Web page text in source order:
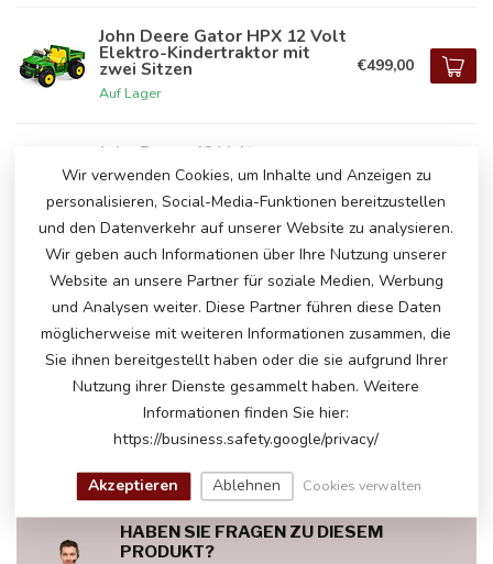
John Deere Gator HPX 12 Volt
Elektro-Kindertraktor mit
zwei Sitzen
Auf Lager
€499,00
John Deere 12 Volt
Elektrotraktor für Kinder mit
Schaufel
Auf Lager
€369,00
Elektrischer Minitraktor von
John Deere , Lithium-Akku
Auf Lager
€155,00
Traktor rot, 12 Volt Kinder
Akku Auto
Auf Lager
HABEN SIE FRAGEN ZU DIESEM
PRODUKT?
Wir verwenden Cookies, um Inhalte und Anzeigen zu
personalisieren, Social-Media-Funktionen bereitzustellen
und den Datenverkehr auf unserer Website zu analysieren.
Wir geben auch Informationen über Ihre Nutzung unserer
Website an unsere Partner für soziale Medien, Werbung
und Analysen weiter. Diese Partner führen diese Daten
möglicherweise mit weiteren Informationen zusammen, die
Sie ihnen bereitgestellt haben oder die sie aufgrund Ihrer
Nutzung ihrer Dienste gesammelt haben. Weitere
Informationen finden Sie hier:
https://business.safety.google/privacy/
Akzeptieren Ablehnen Cookies verwalten